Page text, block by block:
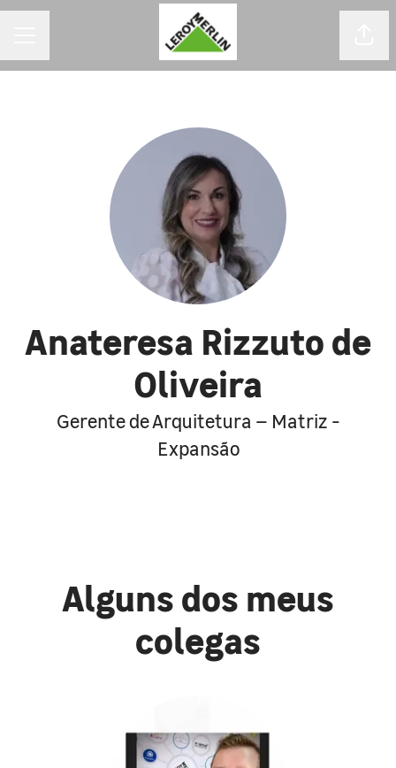
Anateresa Rizzuto de
Oliveira
Gerente de Arquitetura – Matriz -
Expansão
Alguns dos meus
colegas